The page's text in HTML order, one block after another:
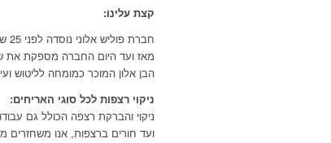
קצת עלינו:
חברת פוליש אלוני נוסדה לפני 25 שנה, מודבר על חברה משפחתית שמספקת חידוש לפוליש למשטחים שונים
מאז ועד היום החברה מספקת את
הבן אלון המוכר כמומחה לליטוש
ניקוי רצפות לכל סוגי האריחים:
ניקוי והברקת רצפה הכולל גם
ועד חורים ברצפות, אנו משחזרים